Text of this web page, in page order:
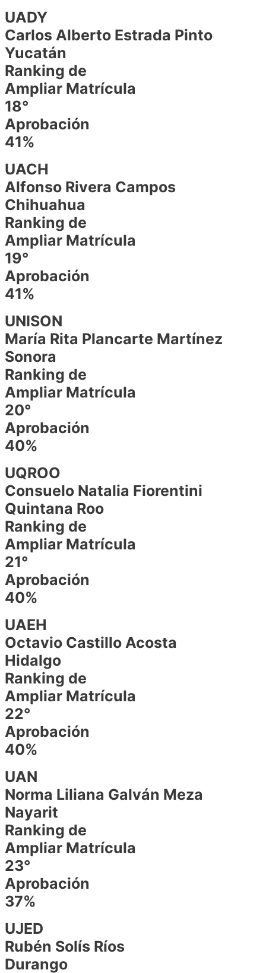
UADY
Carlos Alberto Estrada Pinto
Yucatán
Ranking de
Ampliar Matrícula
18°
Aprobación
41%
UACH
Alfonso Rivera Campos
Chihuahua
Ranking de
Ampliar Matrícula
19°
Aprobación
41%
UNISON
María Rita Plancarte Martínez
Sonora
Ranking de
Ampliar Matrícula
20°
Aprobación
40%
UQROO
Consuelo Natalia Fiorentini
Quintana Roo
Ranking de
Ampliar Matrícula
21°
Aprobación
40%
UAEH
Octavio Castillo Acosta
Hidalgo
Ranking de
Ampliar Matrícula
22°
Aprobación
40%
UAN
Norma Liliana Galván Meza
Nayarit
Ranking de
Ampliar Matrícula
23°
Aprobación
37%
UJED
Rubén Solís Ríos
Durango